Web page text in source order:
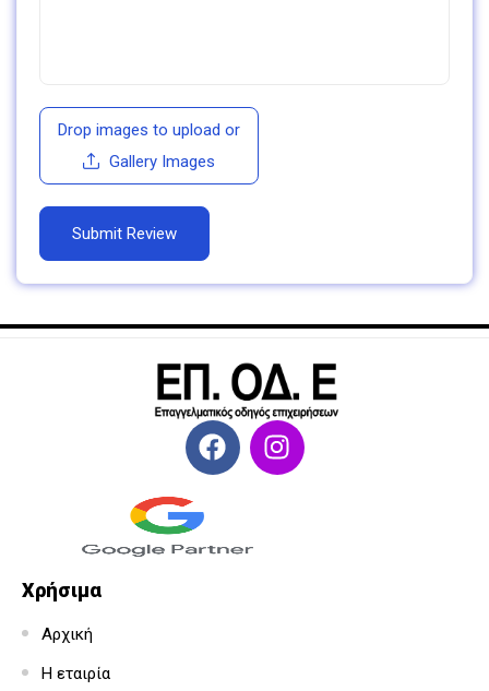
Drop images to upload or
Gallery Images
Χρήσιμα
Αρχική
Η εταιρία